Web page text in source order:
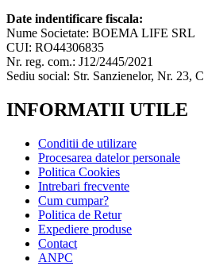
Date indentificare fiscala:
Nume Societate: BOEMA LIFE SRL
CUI: RO44306835
Nr. reg. com.: J12/2445/2021
Sediu social: Str. Sanzienelor, Nr. 23,
INFORMATII UTILE
Conditii de utilizare
Procesarea datelor personale
Politica Cookies
Intrebari frecvente
Cum cumpar?
Politica de Retur
Expediere produse
Contact
ANPC